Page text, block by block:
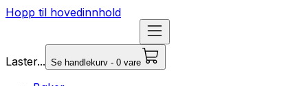
Hopp til hovedinnhold
Laster... Se handlekurv - 0 vare